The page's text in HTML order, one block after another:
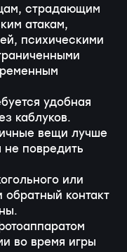
страдающим
атакам,
психическими
удобная
каблуков.
вещи лучше
повредить
или
обратный контакт
во время игры